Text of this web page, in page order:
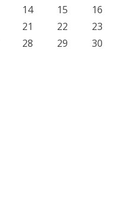
14 15
16
21 22
23
28 29
30